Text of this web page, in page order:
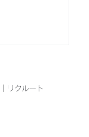
リクルート